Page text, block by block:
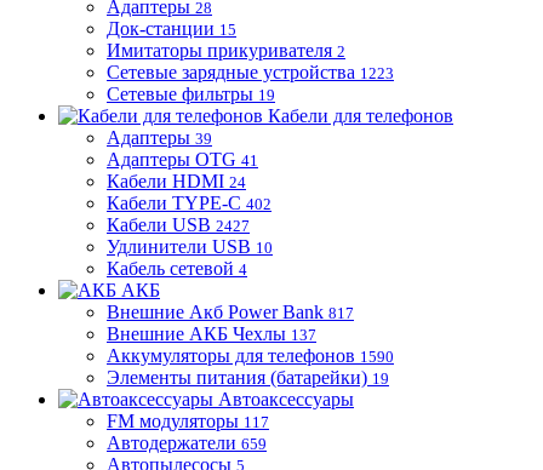
Адаптеры 28
Док-станции 15
Имитаторы прикуривателя 2
Сетевые зарядные устройства 1223
Сетевые фильтры 19
Кабели для телефонов
Адаптеры 39
Адаптеры OTG 41
Кабели HDMI 24
Кабели TYPE-C 402
Кабели USB 2427
Удлинители USB 10
Кабель сетевой 4
АКБ
Внешние Акб Power Bank 817
Внешние АКБ Чехлы 137
Аккумуляторы для телефонов 1590
Элементы питания (батарейки) 19
Автоаксессуары
FM модуляторы 117
Автодержатели 659
Автопылесосы 5